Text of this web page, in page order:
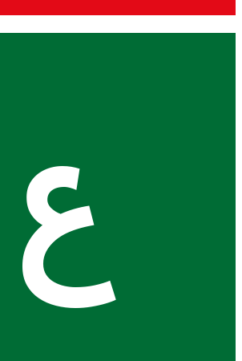
ع